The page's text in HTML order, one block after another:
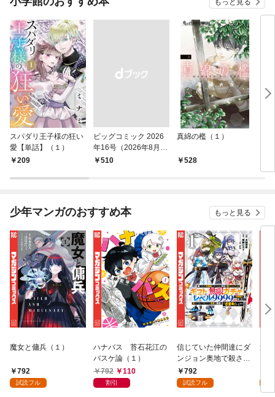
スパダリ王子様の狂い
愛【単話】（１）
209
ビッグコミック 2026
年16号（2026年8月7
日発売）
￥510
真綿の檻（１）
528
少年マンガのおすすめ本 もっと見る
魔女と傭兵（１）
792
試読フル
ハナバス 苔石花江の
バスケ論（１）
792
110
割引
信じていた仲間達にダ
ンジョン奥地で殺され
かけたがギフト『無限
ガチャ』でレベル９９
792
試読フル
追
強
～